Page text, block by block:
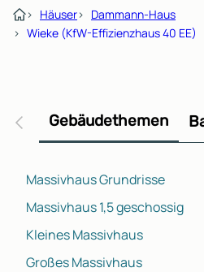
› Häuser› Dammann-Haus
› Wieke (KfW-Effizienzhaus 40 EE)
Gebäudethemen
Massivhaus Grundrisse
Massivhaus 1,5 geschossig
Kleines Massivhaus
Großes Massivhaus